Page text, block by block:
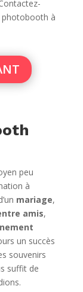
photobooth à
peu
à
mariage,
amis,
un succès
souvenirs
suffit de